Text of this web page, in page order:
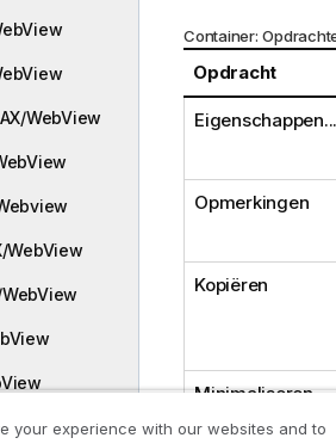
WebView
WebView
Container:
Opdracht
Eigenschappen...
Opmerkingen
Kopiëren
Minimaliseren
your experience with our websites and to